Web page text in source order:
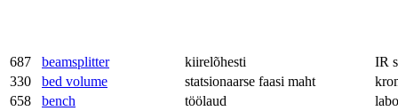
687 beamsplitter kiirelõhesti
IR
330
bed volume statsionaarse faasi maht
658
bench töölaud